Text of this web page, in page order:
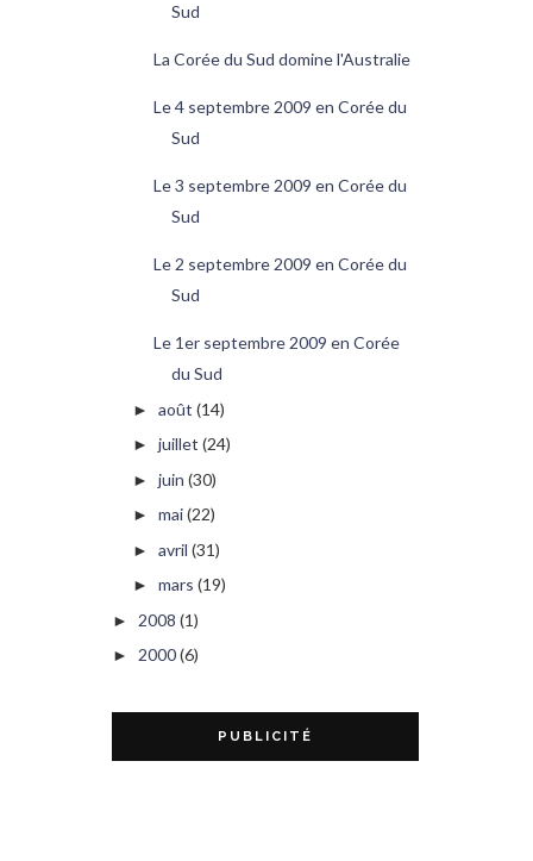
Sud
La Corée du Sud domine l'Australie
Le 4 septembre 2009 en Corée du
Sud
Le 3 septembre 2009 en Corée du
Sud
Le 2 septembre 2009 en Corée du
Sud
Le 1er septembre 2009 en Corée
du Sud
► août (14)
► juillet (24)
► juin (30)
► mai(22)
► avril (31)
► mars (19)
► 2008 (1)
► 2000(6)
PUBLICITÉ